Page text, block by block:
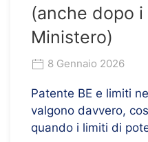
(anche dopo
Ministero)
8 Gennaio 2026
Patente BE e limiti
valgono davvero,
quando i limiti di